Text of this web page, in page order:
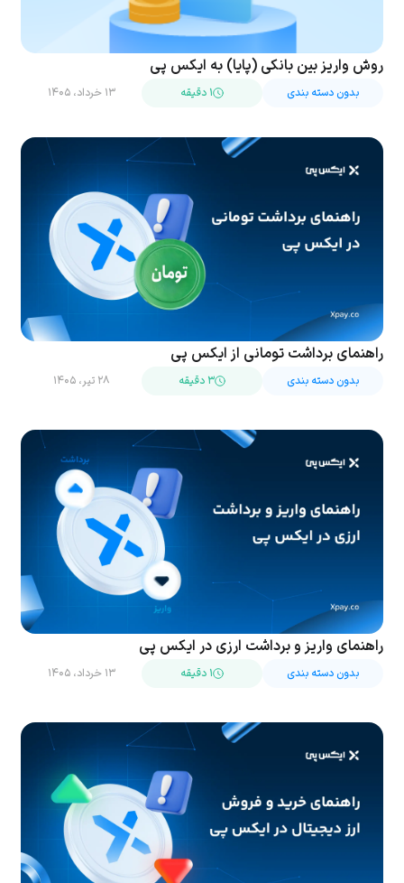
روش واریز بین بانکی (پایا) به ایکس پی
بدون دسته بندی ۱ دقیقه ۱۳ خرداد، ۱۴۰۵
راهنمای برداشت تومانی از ایکس پی
بدون دسته بندی ۳ دقیقه ۲۸ تیر، ۱۴۰۵
راهنمای واریز و برداشت ارزی در ایکس پی
بدون دسته بندی ۱ دقیقه ۱۳ خرداد، ۱۴۰۵